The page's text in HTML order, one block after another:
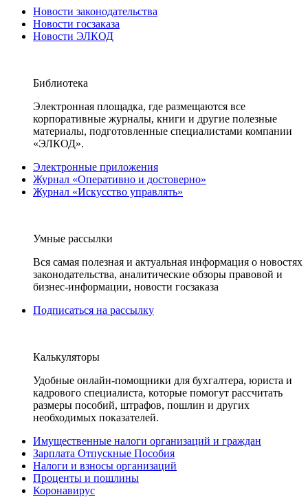
Новости законодательства
Новости госзаказа
Новости ЭЛКОД
Библиотека
Электронная площадка, где размещаются все
корпоративные журналы, книги и другие полезные
материалы, подготовленные специалистами компании
«ЭЛКОД».
Электронные приложения
Журнал «Оперативно и достоверно»
Журнал «Искусство управлять»
Умные рассылки
Вся самая полезная и актуальная информация о новостях
законодательства, аналитические обзоры правовой и
бизнес-информации, новости госзаказа
Подписаться на рассылку
Калькуляторы
Удобные онлайн-помощники для бухгалтера, юриста и
кадрового специалиста, которые помогут рассчитать
размеры пособий, штрафов, пошлин и других
необходимых показателей.
Имущественные налоги организаций и граждан
Зарплата Отпускные Пособия
Налоги и взносы организаций
Проценты и пошлины
Коронавирус